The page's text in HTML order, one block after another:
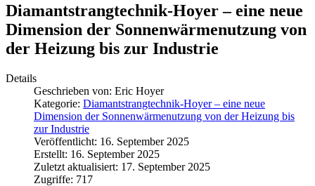
Diamantstrangtechnik-Hoyer – eine neue
Dimension der Sonnenwärmenutzung von
der Heizung bis zur Industrie
Details
Geschrieben von: Eric Hoyer
Kategorie: Diamantstrangtechnik-Hoyer – eine neue
Dimension der Sonnenwärmenutzung von der Heizung bis
zur Industrie
Veröffentlicht: 16. September 2025
Erstellt: 16. September 2025
Zuletzt aktualisiert: 17. September 2025
Zugriffe: 717